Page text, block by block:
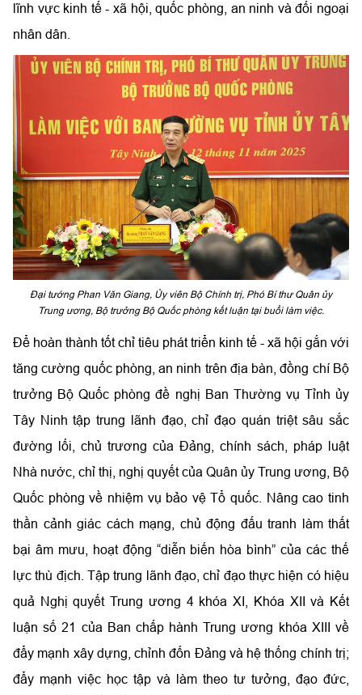
lĩnh vực kinh tế - xã hội, quốc phòng, an ninh và đối ngoại
nhân dân.
Đại tướng Phan Văn Giang, Ủy viên Bộ Chính trị, Phó Bí thư Quân ủy
Trung ương, Bộ trưởng Bộ Quốc phòng kết luận tại buổi làm việc.
Để hoàn thành tốt chỉ tiêu phát triển kinh tế - xã hội gắn với
tăng cường quốc phòng, an ninh trên địa bàn, đồng chí Bộ
trưởng Bộ Quốc phòng đề nghị Ban Thường vụ Tỉnh ủy
Tây Ninh tập trung lãnh đạo, chỉ đạo quán triệt sâu sắc
đường lối, chủ trương của Đảng, chính sách, pháp luật
Nhà nước, chỉ thị, nghị quyết của Quân ủy Trung ương, Bộ
Quốc phòng về nhiệm vụ bảo vệ Tổ quốc. Nâng cao tinh
thần cảnh giác cách mạng, chủ động đấu tranh làm thất
bại âm mưu, hoạt động “diễn biến hòa bình” của các thế
lực thù địch. Tập trung lãnh đạo, chỉ đạo thực hiện có hiệu
quả Nghị quyết Trung ương 4 khóa XI, Khóa XII và Kết
luận số 21 của Ban chấp hành Trung ương khóa XIII về
đẩy mạnh xây dựng, chỉnh đốn Đảng và hệ thống chính trị;
đẩy mạnh việc học tập và làm theo tư tưởng, đạo đức,